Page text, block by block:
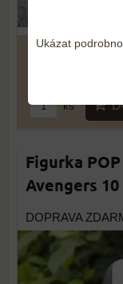
ks
Figurka
Avengers
DOPRAVA
Ukázat